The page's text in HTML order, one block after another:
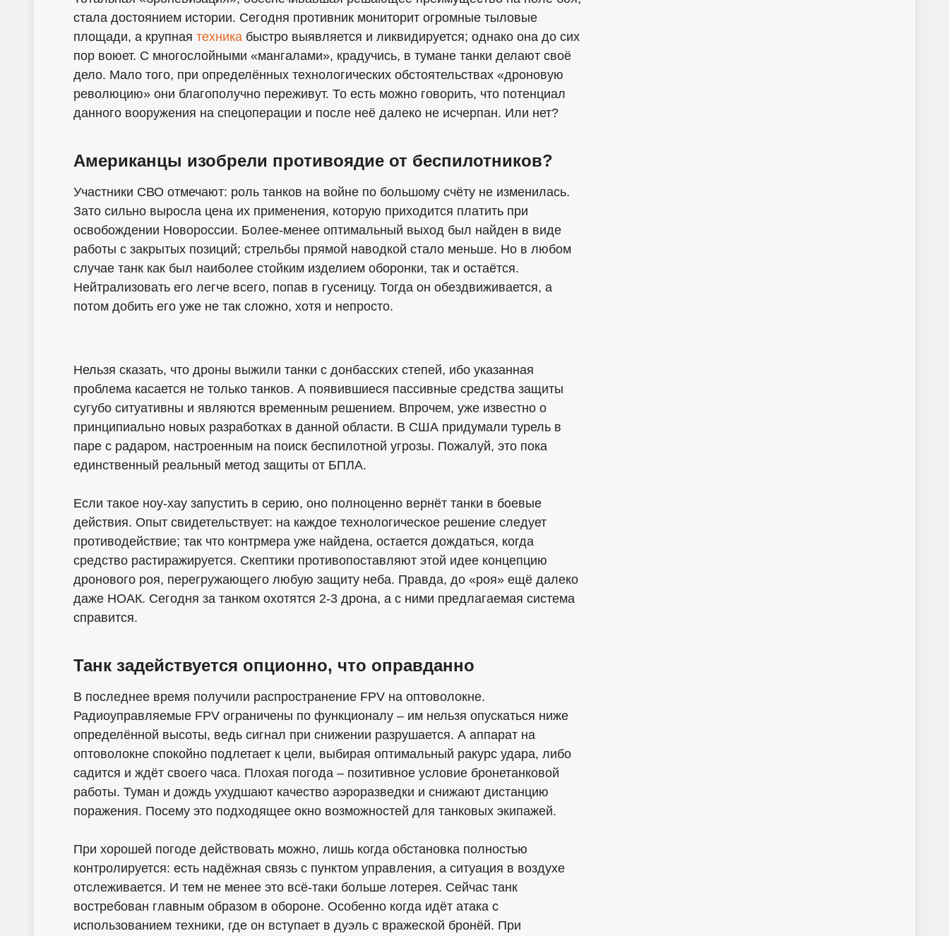
стала достоянием истории. Сегодня противник мониторит огромные тыловые
площади, а крупная техника быстро выявляется и ликвидируется; однако она до сих
пор воюет. С многослойными «мангалами», крадучись, в тумане танки делают своё
дело. Мало того, при определённых технологических обстоятельствах «дроновую
революцию» они благополучно переживут. То есть можно говорить, что потенциал
данного вооружения на спецоперации и после неё далеко не исчерпан. Или нет?
Американцы изобрели противоядие от беспилотников?
Участники СВО отмечают: роль танков на войне по большому счёту не изменилась.
Зато сильно выросла цена их применения, которую приходится платить при
освобождении Новороссии. Более-менее оптимальный выход был найден в виде
работы с закрытых позиций; стрельбы прямой наводкой стало меньше. Но в любом
случае танк как был наиболее стойким изделием оборонки, так и остаётся.
Нейтрализовать его легче всего, попав в гусеницу. Тогда он обездвиживается, а
потом добить его уже не так сложно, хотя и непросто.
Нельзя сказать, что дроны выжили танки с донбасских степей, ибо указанная
проблема касается не только танков. А появившиеся пассивные средства защиты
сугубо ситуативны и являются временным решением. Впрочем, уже известно о
принципиально новых разработках в данной области. В США придумали турель в
паре с радаром, настроенным на поиск беспилотной угрозы. Пожалуй, это пока
единственный реальный метод защиты от БПЛА.
Если такое ноу-хау запустить в серию, оно полноценно вернёт танки в боевые
действия. Опыт свидетельствует: на каждое технологическое решение следует
противодействие; так что контрмера уже найдена, остается дождаться, когда
средство растиражируется. Скептики противопоставляют этой идее концепцию
дронового роя, перегружающего любую защиту неба. Правда, до «роя» ещё далеко
даже НОАК. Сегодня за танком охотятся 2-3 дрона, а с ними предлагаемая система
справится.
Танк задействуется опционно, что оправданно
В последнее время получили распространение FPV на оптоволокне.
Радиоуправляемые FPV ограничены по функционалу – им нельзя опускаться ниже
определённой высоты, ведь сигнал при снижении разрушается. А аппарат на
оптоволокне спокойно подлетает к цели, выбирая оптимальный ракурс удара, либо
садится и ждёт своего часа. Плохая погода – позитивное условие бронетанковой
работы. Туман и дождь ухудшают качество аэроразведки и снижают дистанцию
поражения. Посему это подходящее окно возможностей для танковых экипажей.
При хорошей погоде действовать можно, лишь когда обстановка полностью
контролируется: есть надёжная связь с пунктом управления, а ситуация в воздухе
отслеживается. И тем не менее это всё-таки больше лотерея. Сейчас танк
востребован главным образом в обороне. Особенно когда идёт атака с
использованием техники, где он вступает в дуэль с вражеской бронёй. При